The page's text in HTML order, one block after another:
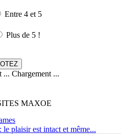
Entre 4 et 5
Plus de 5 !
Chargement ...
MAXOE
plaisir est intact et même...